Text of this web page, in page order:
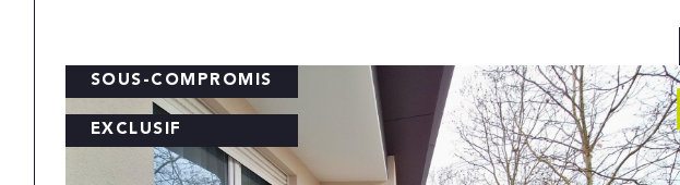
SOUS-COMPROMIS
EXCLUSIF